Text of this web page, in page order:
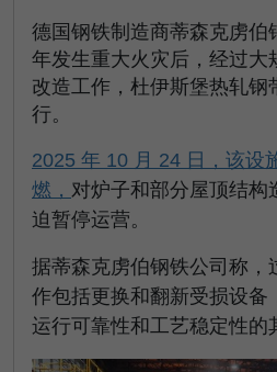
德国钢铁制造商蒂森克虏伯
年发生重大火灾后，经过大
改造工作，杜伊斯堡热轧钢
行。
2025 年 10 月 24 日，该设
燃， 对炉子和部分屋顶结构
迫暂停运营。
据蒂森克虏伯钢铁公司称，
作包括更换和翻新受损设备
运行可靠性和工艺稳定性的